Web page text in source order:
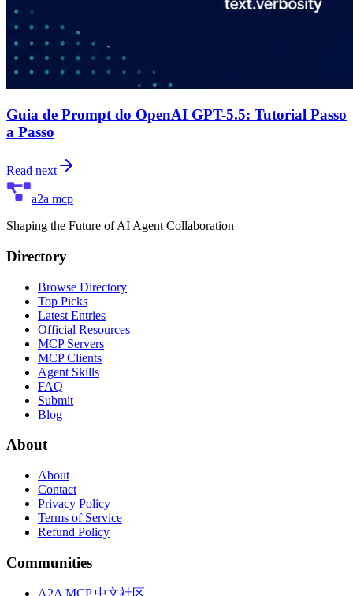
Guia de Prompt do OpenAI GPT-5.5: Tutorial Passo
a Passo
Read next
a2a mcp
Shaping the Future of AI Agent Collaboration
Directory
Browse Directory
Top Picks
Latest Entries
Official Resources
MCP Servers
MCP Clients
Agent Skills
FAQ
Submit
Blog
About
About
Contact
Privacy Policy
Terms of Service
Refund Policy
Communities